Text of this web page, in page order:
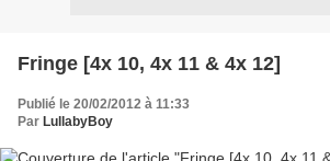
Fringe [4x 10, 4x 11 & 4x 12]
Publié le 20/02/2012 à 11:33
Par LullabyBoy